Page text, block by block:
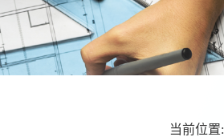
当前位置: